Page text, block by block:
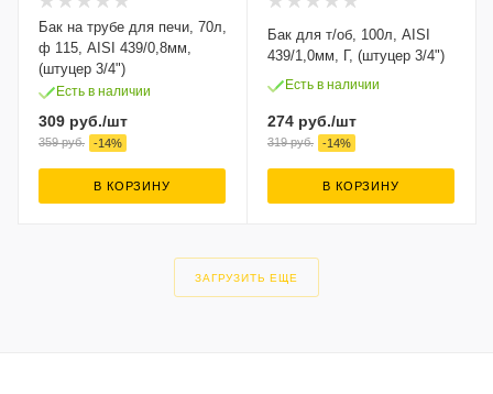
Бак на трубе для печи, 70л,
ф 115, AISI 439/0,8мм,
(штуцер 3/4")
Есть в наличии
309 руб./шт
359руб. -14%
В КОРЗИНУ
Бак для т/об, 100л, AISI
439/1,0мм, Г, (штуцер 3/4")
Есть в наличии
274 руб./шт
319руб. -14%
В КОРЗИНУ
ЗАГРУЗИТЬ ЕЩЕ